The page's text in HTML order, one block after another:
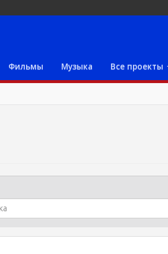
Фильмы Музыка Все проекты